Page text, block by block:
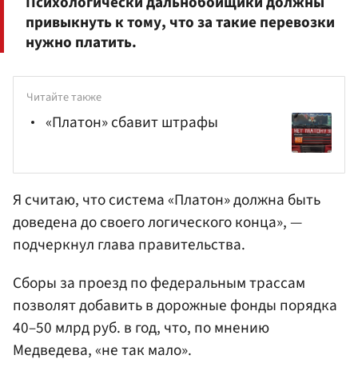
привыкнуть к тому, что за такие перевозки
нужно платить.
Читайте также
«Платон» сбавит штрафы
Я считаю, что система «Платон» должна быть
доведена до своего логического конца», —
подчеркнул глава правительства.
Сборы за проезд по федеральным трассам
позволят добавить в дорожные фонды порядка
40–50 млрд руб. в год, что, по мнению
Медведева, «не так мало».